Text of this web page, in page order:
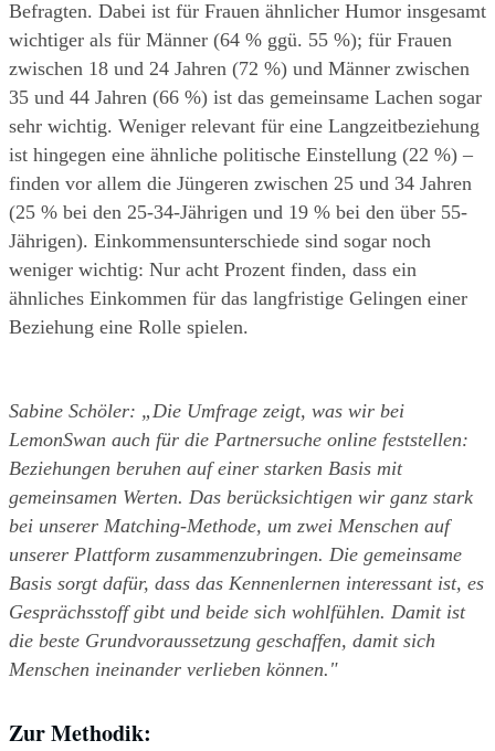
Befragten. Dabei ist für Frauen ähnlicher Humor insgesamt
wichtiger als für Männer (64 % ggü. 55 %); für Frauen
zwischen 18 und 24 Jahren (72 %) und Männer zwischen
35 und 44 Jahren (66 %) ist das gemeinsame Lachen sogar
sehr wichtig. Weniger relevant für eine Langzeitbeziehung
ist hingegen eine ähnliche politische Einstellung (22 %) –
finden vor allem die Jüngeren zwischen 25 und 34 Jahren
(25 % bei den 25-34-Jährigen und 19 % bei den über 55-
Jährigen). Einkommensunterschiede sind sogar noch
weniger wichtig: Nur acht Prozent finden, dass ein
ähnliches Einkommen für das langfristige Gelingen einer
Beziehung eine Rolle spielen.
Sabine Schöler: „Die Umfrage zeigt, was wir bei
LemonSwan auch für die Partnersuche online feststellen:
Beziehungen beruhen auf einer starken Basis mit
gemeinsamen Werten. Das berücksichtigen wir ganz stark
bei unserer Matching-Methode, um zwei Menschen auf
unserer Plattform zusammenzubringen. Die gemeinsame
Basis sorgt dafür, dass das Kennenlernen interessant ist, es
Gesprächsstoff gibt und beide sich wohlfühlen. Damit ist
die beste Grundvoraussetzung geschaffen, damit sich
Menschen ineinander verlieben können."
Zur Methodik: